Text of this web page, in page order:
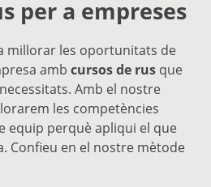
per a empreses
millorar les oportunitats de
amb cursos de rus que
Amb el nostre
les competències
equip perquè apliqui el que
Confieu en el nostre mètode